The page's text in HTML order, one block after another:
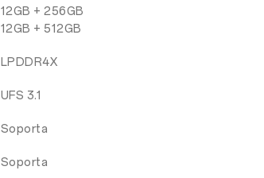
12GB + 256GB
12GB + 512GB
LPDDR4X
UFS 3.1
Soporta
Soporta